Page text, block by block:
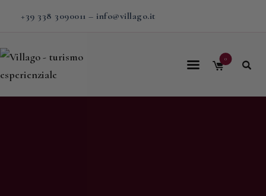
+39 338 3090011 – info@villago.it
0
Home